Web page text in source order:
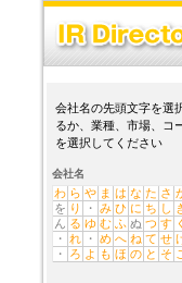
会社名の先頭文字を選
るか、業種、市場、コ
を選択してください
会社名
わ ら や ま は な た さ
を り ・ み ひ に ち し
ん る ゆ む ふ ぬ つ す く
・ れ ・ め へ ね て せ
・
ろ よ も ほ の と そ